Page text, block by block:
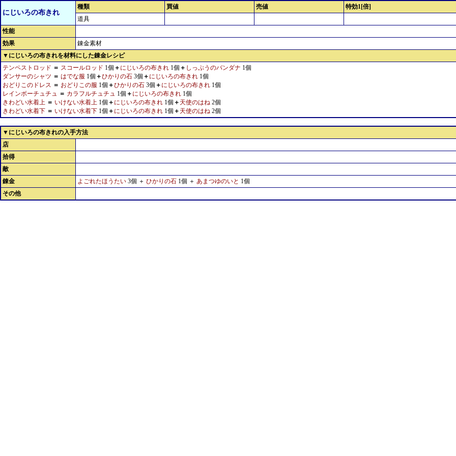
にじいろの布きれ
種類 買値 売値 特効1[倍]
道具
性能
効果
錬金素材
▼にじいろの布きれを材料にした錬金レシピ
テンペストロッド ＝ スコールロッド 1個 ＋ にじいろの布きれ 1個 ＋ しっぷうのバンダナ 1個
ダンサーのシャツ ＝ はでな服 1個 ＋ひかりの石 3個 ＋ にじいろの布きれ 1個
おどりこのドレス ＝ おどりこの服 1個 ＋ひかりの石 3個 ＋ にじいろの布きれ 1個
レインボーチュチュ ＝ カラフルチュチュ 1個 ＋ にじいろの布きれ 1個
きわどい水着上 ＝ いけない水着上 1個 ＋ にじいろの布きれ 1個 ＋ 天使のはね 2個
きわどい水着下 ＝ いけない水着下 1個 ＋ にじいろの布きれ 1個 ＋ 天使のはね 2個
▼にじいろの布きれの入手方法
店
拾得
敵
錬金
よごれたほうたい 3個 ＋ ひかりの石 1個 ＋ あまつゆのいと 1個
その他